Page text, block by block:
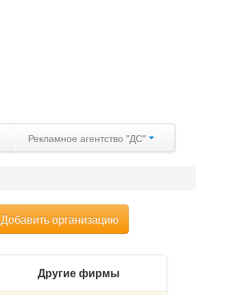
Рекламное агентство "ДС"
Добавить организацию
Другие фирмы